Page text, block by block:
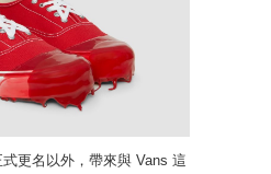
更名以外，帶來與 Vans 這